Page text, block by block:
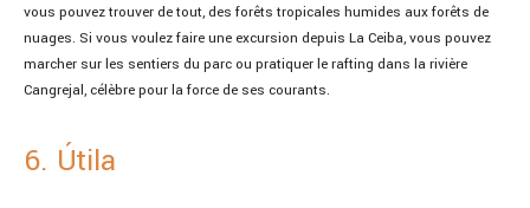
vous pouvez trouver de tout, des forêts tropicales humides aux forêts de
nuages. Si vous voulez faire une excursion depuis La Ceiba, vous pouvez
marcher sur les sentiers du parc ou pratiquer le rafting dans la rivière
Cangrejal, célèbre pour la force de ses courants.
6. Útila